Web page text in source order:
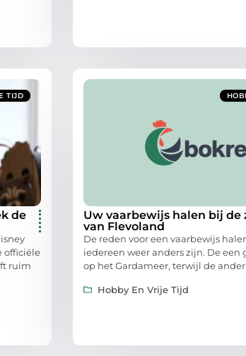
TIJD
de
officiële
ruim
Uw vaarbewijs halen bij de
van Flevoland
De reden voor een vaarbewijs
iedereen weer anders zijn. De een
op het Gardameer, terwijl de
Hobby En Vrije Tijd